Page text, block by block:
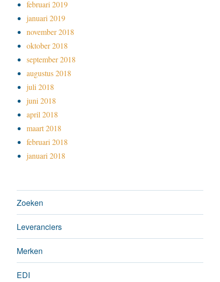
februari 2019
januari 2019
november 2018
oktober 2018
september 2018
augustus 2018
juli 2018
juni 2018
april 2018
maart 2018
februari 2018
januari 2018
Zoeken
Leveranciers
Merken
EDI